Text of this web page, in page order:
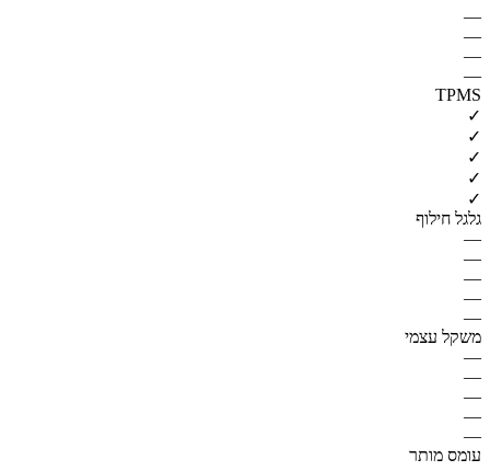
—
—
—
—
TPMS
✓
✓
✓
✓
✓
גלגל חילוף
—
—
—
—
—
משקל עצמי
—
—
—
—
—
עומס מותר